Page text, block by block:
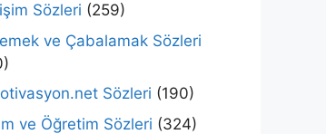
Sözleri (259)
ve Çabalamak Sözleri
Sözleri (190)
ve Öğretim Sözleri (324)